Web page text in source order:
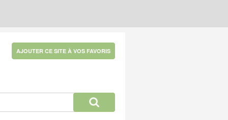
AJOUTER CE SITE À VOS FAVORIS